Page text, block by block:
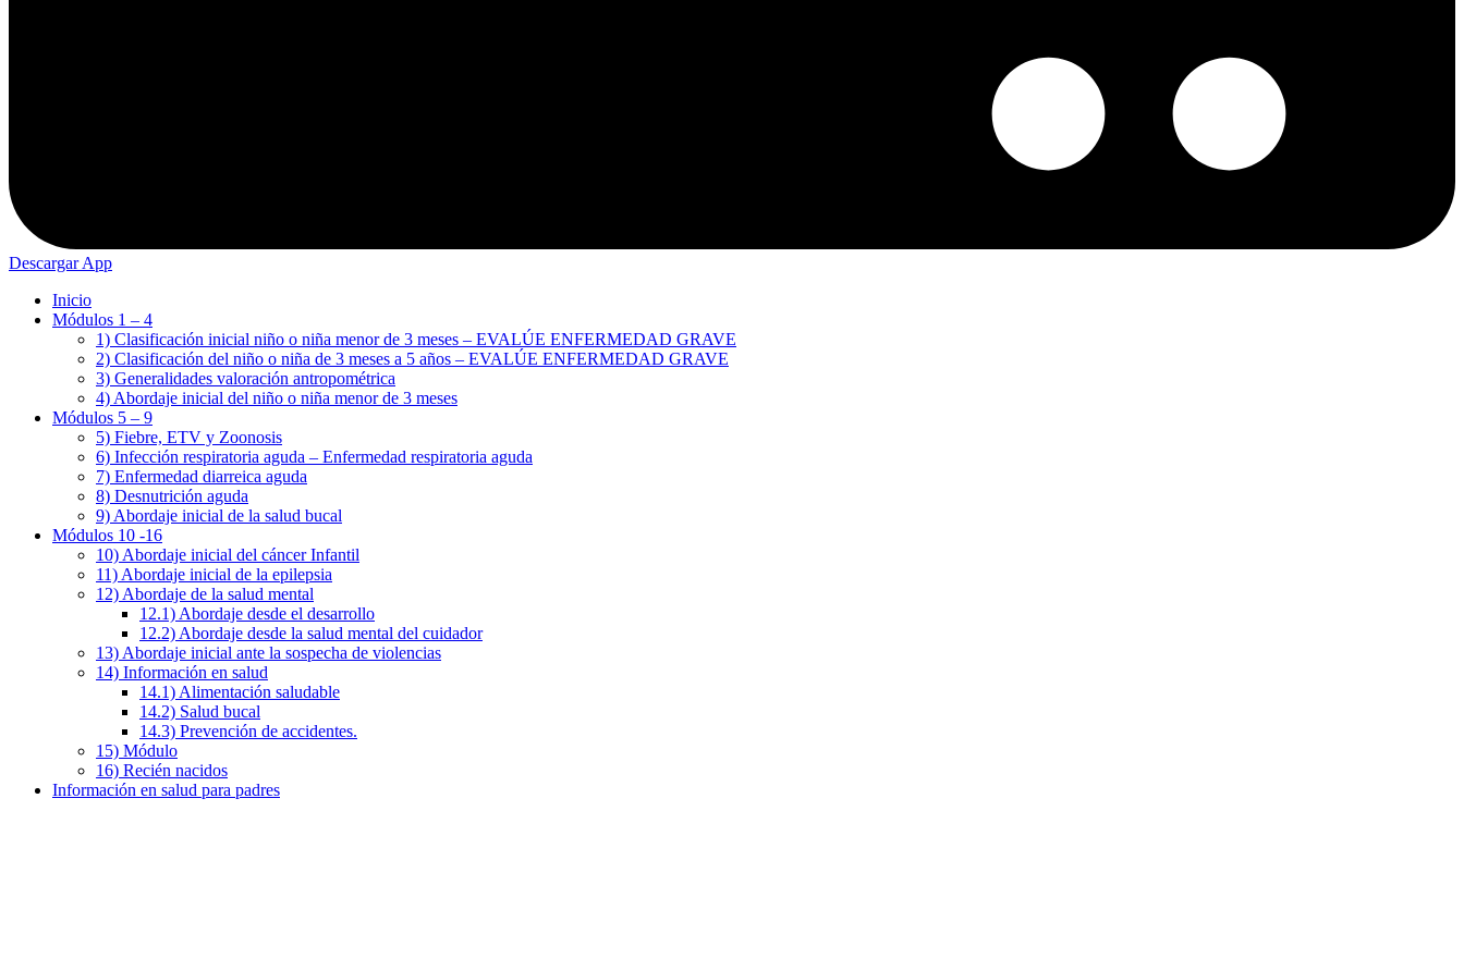
Descargar App
Inicio
Módulos 1 – 4
1) Clasificación inicial niño o niña menor de 3 meses – EVALÚE ENFERMEDAD GRAVE
2) Clasificación del niño o niña de 3 meses a 5 años – EVALÚE ENFERMEDAD GRAVE
3) Generalidades valoración antropométrica
4) Abordaje inicial del niño o niña menor de 3 meses
Módulos 5 – 9
5) Fiebre, ETV y Zoonosis
6) Infección respiratoria aguda – Enfermedad respiratoria aguda
7) Enfermedad diarreica aguda
8) Desnutrición aguda
9) Abordaje inicial de la salud bucal
Módulos 10 -16
10) Abordaje inicial del cáncer Infantil
11) Abordaje inicial de la epilepsia
12) Abordaje de la salud mental
12.1) Abordaje desde el desarrollo
12.2) Abordaje desde la salud mental del cuidador
13) Abordaje inicial ante la sospecha de violencias
14) Información en salud
14.1) Alimentación saludable
14.2) Salud bucal
14.3) Prevención de accidentes.
15) Módulo
16) Recién nacidos
Información en salud para padres